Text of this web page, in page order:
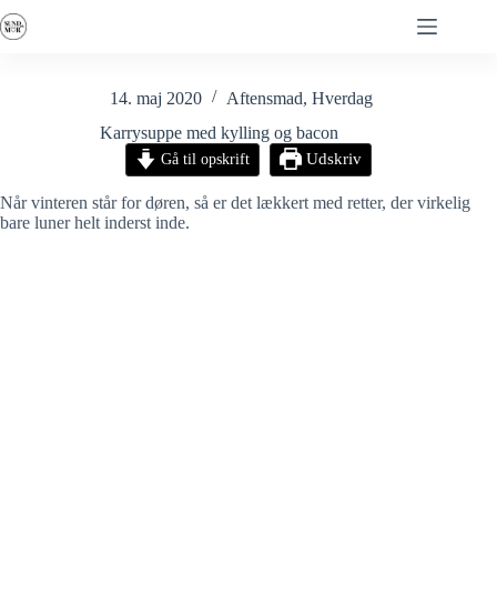
til
14. maj 2020 Aftensmad, Hverdag
Karrysuppe med kylling og bacon
Gå til opskrift Udskriv
Når vinteren står for døren, så er det lækkert med retter, der virkelig
bare luner helt inderst inde.